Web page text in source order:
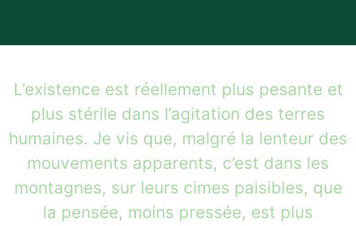
L’existence est réellement plus pesante et
plus stérile dans l’agitation des terres
humaines. Je vis que, malgré la lenteur des
mouvements apparents, c’est dans les
montagnes, sur leurs cimes paisibles, que
la pensée, moins pressée, est plus